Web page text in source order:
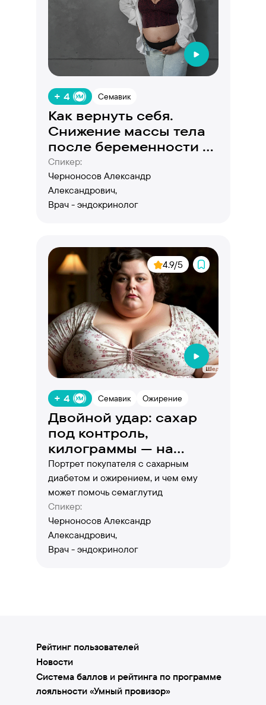
+ 4 Семавик
Как вернуть себя.
Снижение массы тела
после беременности и
родов - научный
подход
Спикер:
Черноносов Александр
Александрович,
Врач - эндокринолог
+ 4 Семавик Ожирение
Двойной удар: сахар
под контроль,
килограммы — на
выход!
Портрет покупателя с сахарным
диабетом и ожирением, и чем ему
может помочь семаглутид
Спикер:
Черноносов Александр
Александрович,
Врач - эндокринолог
4.9/5
Рейтинг пользователей
Новости
Система баллов и рейтинга по программе
лояльности «Умный провизор»